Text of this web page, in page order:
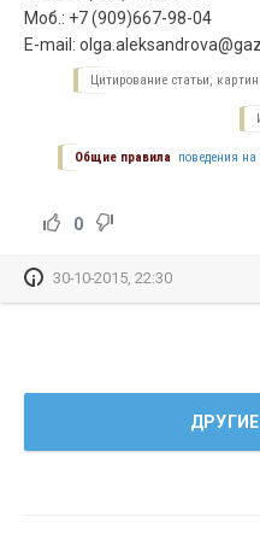
Моб.: +7 (909)667-98-04
E-mail:
Цитирование статьи,
Общие правила поведения на
0
30-10-2015, 22:30